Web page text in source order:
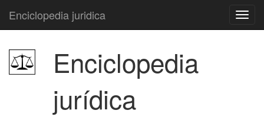
Enciclopedia juridica
Enciclopedia
jurídica